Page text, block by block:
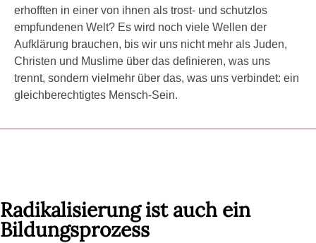
erhofften in einer von ihnen als trost- und schutzlos
empfundenen Welt? Es wird noch viele Wellen der
Aufklärung brauchen, bis wir uns nicht mehr als Juden,
Christen und Muslime über das definieren, was uns
trennt, sondern vielmehr über das, was uns verbindet: ein
gleichberechtigtes Mensch-Sein.
Radikalisierung ist auch ein
Bildungsprozess